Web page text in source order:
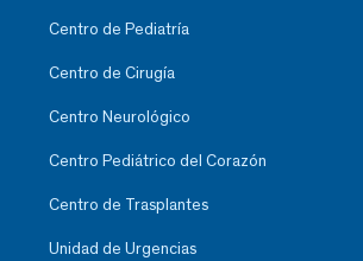
Centro de Pediatría
Centro de Cirugía
Centro Neurológico
Centro Pediátrico del Corazón
Centro de Trasplantes
Unidad de Urgencias